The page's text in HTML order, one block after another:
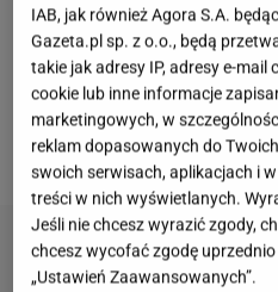
odpowiada. Dobrym
domowe ćwiczenia z
łączą elementy cardio i
ukierunkowany jest
które aktywują się
IAB, jak również Agora S.A.
Gazeta.pl sp. z o.o., będą
takie jak adresy IP, adresy e-
cookie lub inne informacje
marketingowych, w
reklam dopasowanych do
swoich serwisach, aplikacjach i
treści w nich wyświetlanych.
Jeśli nie chcesz wyrazić zgody,
chcesz wycofać zgodę
„Ustawień Zaawansowanych”.